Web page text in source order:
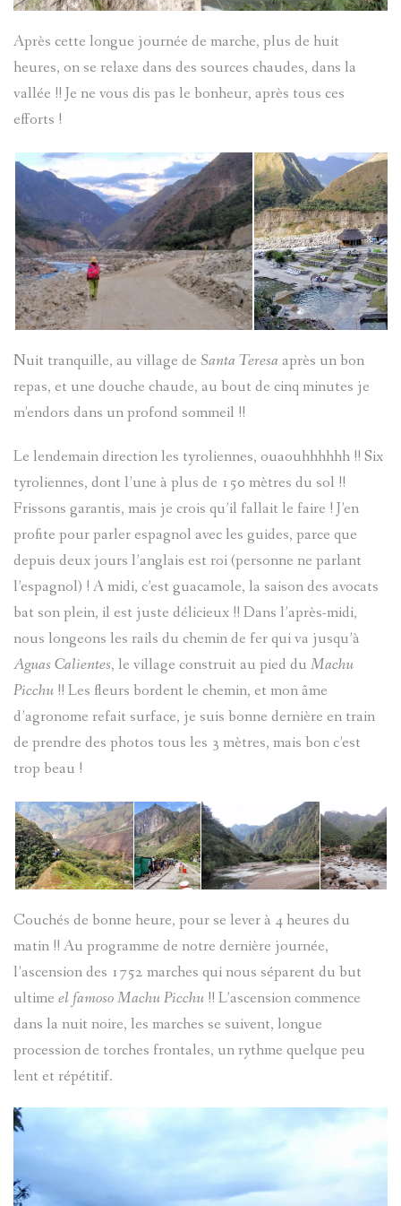
Après cette longue journée de marche, plus de huit
heures, on se relaxe dans des sources chaudes, dans la
vallée !! Je ne vous dis pas le bonheur, après tous ces
efforts !
Nuit tranquille, au village de Santa Teresa après un bon
repas, et une douche chaude, au bout de cinq minutes je
m’endors dans un profond sommeil !!
Le lendemain direction les tyroliennes, ouaouhhhhhh !! Six
tyroliennes, dont l’une à plus de 150 mètres du sol !!
Frissons garantis, mais je crois qu’il fallait le faire ! J’en
profite pour parler espagnol avec les guides, parce que
depuis deux jours l’anglais est roi (personne ne parlant
l’espagnol) ! A midi, c’est guacamole, la saison des avocats
bat son plein, il est juste délicieux !! Dans l’après-midi,
nous longeons les rails du chemin de fer qui va jusqu’à
Aguas Calientes, le village construit au pied du Machu
Picchu !! Les fleurs bordent le chemin, et mon âme
d’agronome refait surface, je suis bonne dernière en train
de prendre des photos tous les 3 mètres, mais bon c’est
trop beau !
Couchés de bonne heure, pour se lever à 4 heures du
matin !! Au programme de notre dernière journée,
l’ascension des 1752 marches qui nous séparent du but
ultime el famoso Machu Picchu !! L’ascension commence
dans la nuit noire, les marches se suivent, longue
procession de torches frontales, un rythme quelque peu
lent et répétitif.